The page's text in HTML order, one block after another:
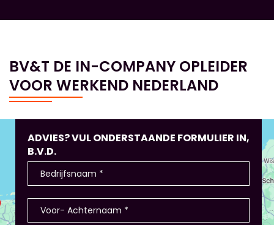
BV&T DE IN-COMPANY OPLEIDER
VOOR WERKEND NEDERLAND
ADVIES? VUL ONDERSTAANDE FORMULIER IN,
B.V.D.